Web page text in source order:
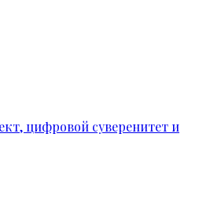
цифровой суверенитет и